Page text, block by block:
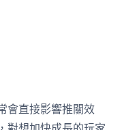
會直接影響推關效